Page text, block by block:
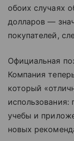
обоих случаях
долларов —
покупателей,
Официальная
Компания
который
использования:
учебы и
новых